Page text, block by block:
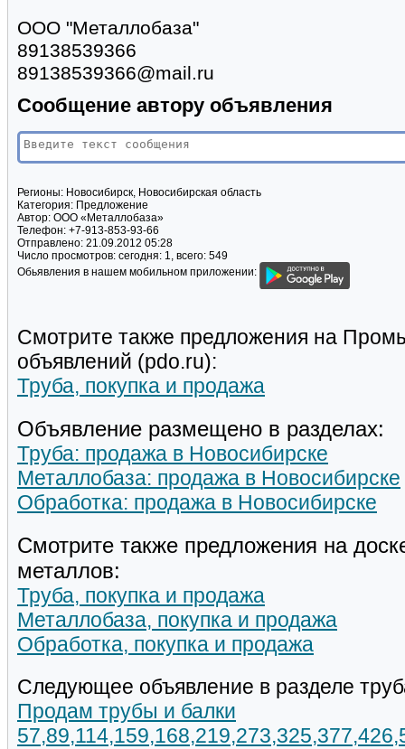
ООО "Металлобаза"
89138539366
89138539366@mail.ru
Сообщение автору объявления
Регионы: Новосибирск, Новосибирская область
Категория: Предложение
Автор: ООО «Металлобаза»
Телефон: +7-913-853-93-66
Отправлено: 21.09.2012 05:28
Число просмотров: сегодня: 1, всего: 549
Обьявления в нашем мобильном приложении:
Смотрите также предложения на
объявлений (pdo.ru):
Труба, покупка и продажа
Объявление размещено в разделах:
Труба: продажа в Новосибирске
Металлобаза: продажа в Новосибирске
Обработка: продажа в Новосибирске
Смотрите также предложения на
металлов:
Труба, покупка и продажа
Металлобаза, покупка и продажа
Обработка, покупка и продажа
Следующее объявление в разделе
Продам трубы и балки